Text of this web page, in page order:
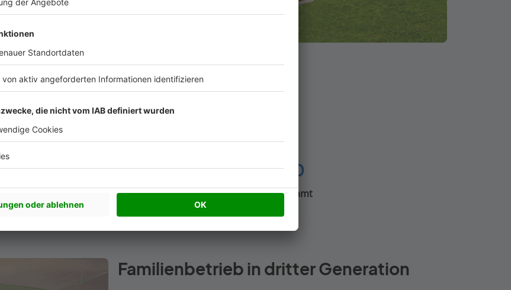
Keitel-Haus in Zahlen
150 190
Häuser pro Jahr
4.000
Häuser gesamt
Familienbetrieb in dritter Generation